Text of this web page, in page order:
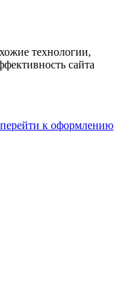
технологии,
сайта
перейти к оформлению